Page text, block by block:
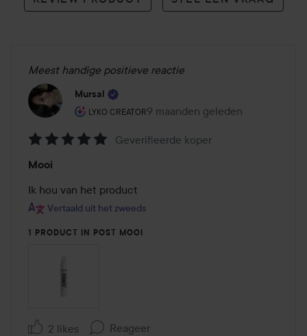
Meest handige positieve reactie
Mursal
LYKO CREATOR
De rol van de gebruiker: Lyko Creator.
9 maanden geleden
Het bericht is gemaakt 9
5
van
de
Geverifieerde koper
Mooi
Ik hou van het product
Vertaald uit het zweeds
1 PRODUCT IN POST MOOI
2 likes Reageer